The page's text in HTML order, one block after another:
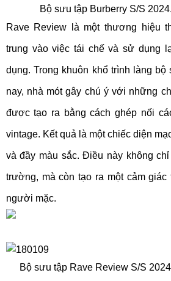
Bộ sưu tập Burberry S/S
Rave Review là một thương hiệu
trung vào việc tái chế và sử dụng
dụng. Trong khuôn khổ trình làng
nay, nhà mót gây chú ý với những
được tạo ra bằng cách ghép nối
vintage. Kết quả là một chiếc diện
và đầy màu sắc. Điều này không
trường, mà còn tạo ra một cảm
người mặc.
Bộ sưu tập Rave Review S/S